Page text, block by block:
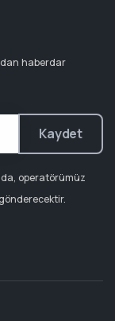
haberdar
Kaydet
operatörümüz